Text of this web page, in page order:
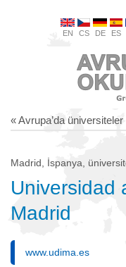
EN CS DE ES
« Avrupa’da üniversiteler
Madrid, İspanya,
Universidad
Madrid
www.udima.es